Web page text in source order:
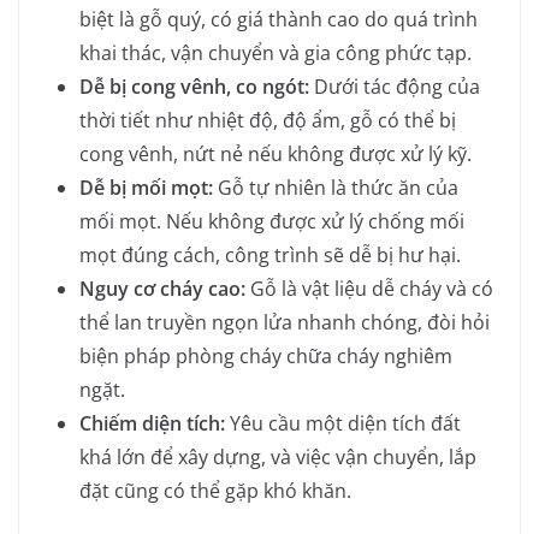
biệt là gỗ quý, có giá thành cao do quá trình
khai thác, vận chuyển và gia công phức tạp.
Dễ bị cong vênh, co ngót: Dưới tác động của
thời tiết như nhiệt độ, độ ẩm, gỗ có thể bị
cong vênh, nứt nẻ nếu không được xử lý kỹ.
Dễ bị mối mọt: Gỗ tự nhiên là thức ăn của
mối mọt. Nếu không được xử lý chống mối
mọt đúng cách, công trình sẽ dễ bị hư hại.
Nguy cơ cháy cao: Gỗ là vật liệu dễ cháy và có
thể lan truyền ngọn lửa nhanh chóng, đòi hỏi
biện pháp phòng cháy chữa cháy nghiêm
ngặt.
Chiếm diện tích:Yêu cầu một diện tích đất
khá lớn để xây dựng, và việc vận chuyển, lắp
đặt cũng có thể gặp khó khăn.